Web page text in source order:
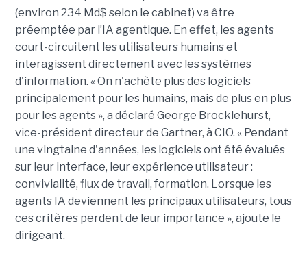
(environ 234 Md$ selon le cabinet) va être
préemptée par l’IA agentique. En effet, les agents
court-circuitent les utilisateurs humains et
interagissent directement avec les systèmes
d'information. « On n'achète plus des logiciels
principalement pour les humains, mais de plus en plus
pour les agents », a déclaré George Brocklehurst,
vice-président directeur de Gartner, à CIO. « Pendant
une vingtaine d'années, les logiciels ont été évalués
sur leur interface, leur expérience utilisateur :
convivialité, flux de travail, formation. Lorsque les
agents IA deviennent les principaux utilisateurs, tous
ces critères perdent de leur importance », ajoute le
dirigeant.